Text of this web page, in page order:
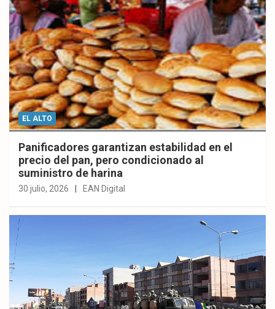
EL ALTO
Panificadores garantizan estabilidad en el
precio del pan, pero condicionado al
suministro de harina
30 julio, 2026 EAN Digital